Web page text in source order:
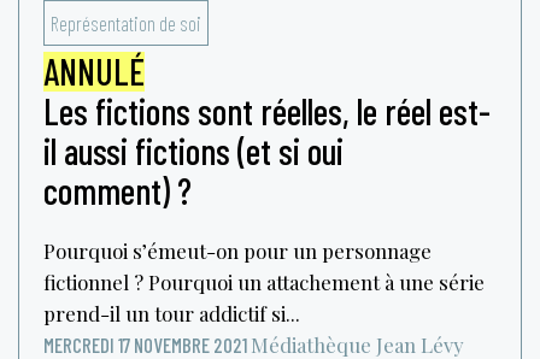
Représentation de soi
ANNULÉ
Les fictions sont réelles, le réel est-
il aussi fictions (et si oui
comment) ?
Pourquoi s’émeut-on pour un personnage
fictionnel ? Pourquoi un attachement à une série
prend-il un tour addictif si...
MERCREDI 17 NOVEMBRE 2021 Médiathèque Jean Lévy